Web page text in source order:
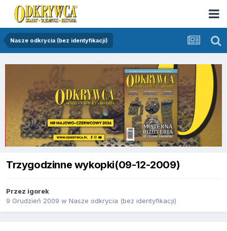
Nasze odkrycia (bez identyfikacji)
Trzygodzinne wykopki(09-12-2009)
Przez igorek
9 Grudzień 2009 w Nasze odkrycia (bez identyfikacji)